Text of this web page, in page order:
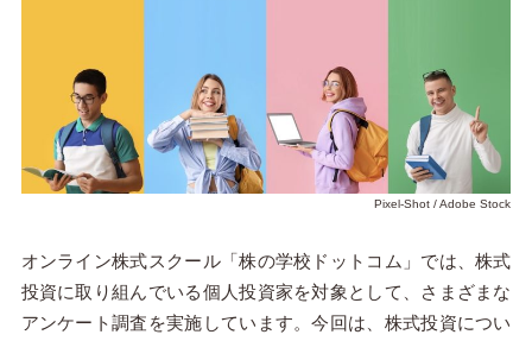
Pixel-Shot / Adobe Stock
オンライン株式スクール「株の学校ドットコム」では、株式
投資に取り組んでいる個人投資家を対象として、さまざまな
アンケート調査を実施しています。今回は、株式投資につい